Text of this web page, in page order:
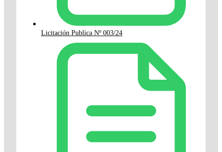
Licitación Publica Nº 003/24